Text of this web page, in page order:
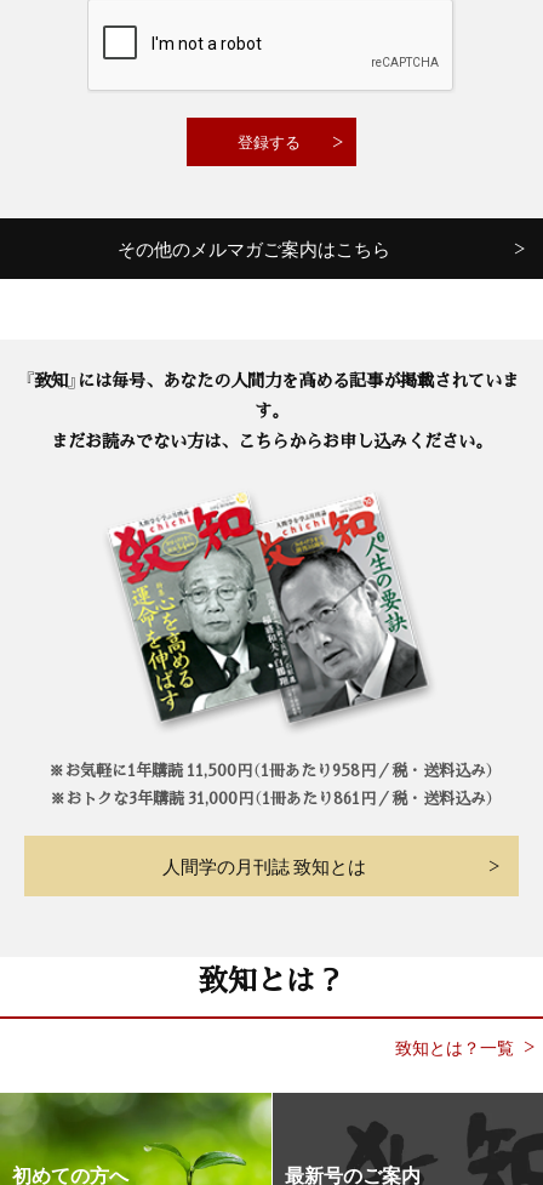
その他のメルマガご案内はこちら
『致知』には毎号、あなたの人間力を高める記事が掲載されていま
す。
まだお読みでない方は、こちらからお申し込みください。
※お気軽に1年購読 11,500円（1冊あたり958円／税・送料込み）
※おトクな3年購読 31,000円（1冊あたり861円／税・送料込み）
人間学の月刊誌 致知とは
致知とは？
致知とは？一覧
初めての方へ 最新号のご案内